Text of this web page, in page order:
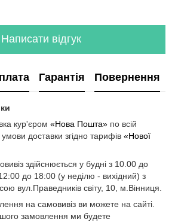
Написати відгук
Гарантія Повернення
кур'єром «Нова Пошта» по всій
умови доставки згідно тарифів «Нової
здійснюється у будні з 10.00 до
до 18:00 (у неділю - вихідний) з
вул.Праведників світу, 10, м.Вінниця.
на самовивіз ви можете на сайті.
замовлення ми будете